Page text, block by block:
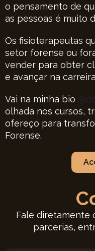
o pensamento de
as pessoas é muito
Os fisioterapeutas
setor forense ou
vender para obter
e avançar na
Vai na minha bio
olhada nos cursos,
ofereço para
Forense.
Fale diretamente
parcerias,